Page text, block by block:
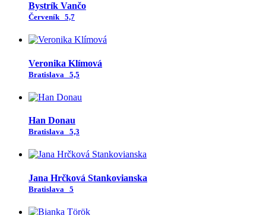
Bystrík Vančo
Červeník 5,7
Veronika Klímová
Bratislava 5,5
Han Donau
Bratislava 5,3
Jana Hrčková Stankovianska
Bratislava 5